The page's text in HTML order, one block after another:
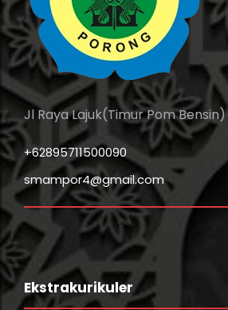
Jl Raya Lajuk(Timur Pom Bensin)
+62895711500090
smampor4@gmail.com
Ekstrakurikuler